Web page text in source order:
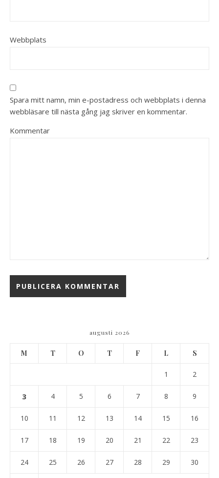
Webbplats
Spara mitt namn, min e-postadress och webbplats i denna
webbläsare till nästa gång jag skriver en kommentar.
Kommentar
augusti 2026
M T O T F L S
1 2
3 4 5 6 7 8 9
10 11 12 13 14 15 16
17 18 19 20 21 22 23
24 25 26 27 28 29 30